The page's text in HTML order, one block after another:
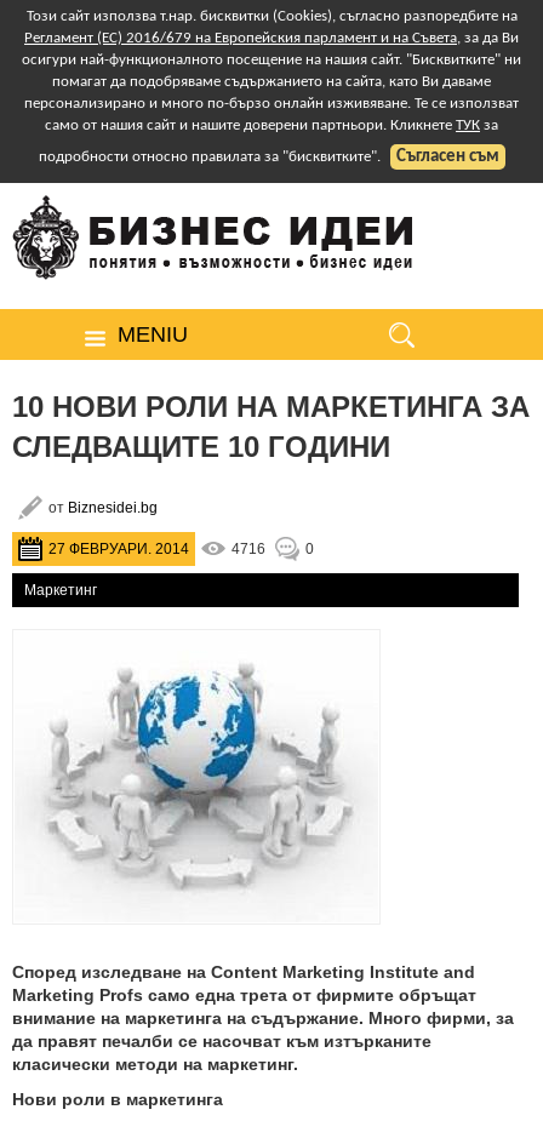
Този сайт използва т.нар. бисквитки (Cookies), съгласно разпоредбите на
Регламент (ЕС) 2016/679 на Европейския парламент и на Съвета, за да Ви
осигури най-функционалното посещение на нашия сайт. "Бисквитките" ни
помагат да подобряваме съдържанието на сайта, като Ви даваме
персонализирано и много по-бързо онлайн изживяване. Те се използват
само от нашия сайт и нашите доверени партньори. Кликнете ТУК за
подробности относно правилата за "бисквитките".
Съгласен съм
MENIU
10 НОВИ РОЛИ НА МАРКЕТИНГА ЗА
СЛЕДВАЩИТЕ 10 ГОДИНИ
от Biznesidei.bg
4716 0
27 ФЕВРУАРИ. 2014
Маркетинг
Според изследване на Content Marketing Institute and
Marketing Profs само една трета от фирмите обръщат
внимание на маркетинга на съдържание. Много фирми, за
да правят печалби се насочват към изтърканите
класически методи на маркетинг.
Нови роли в маркетинга